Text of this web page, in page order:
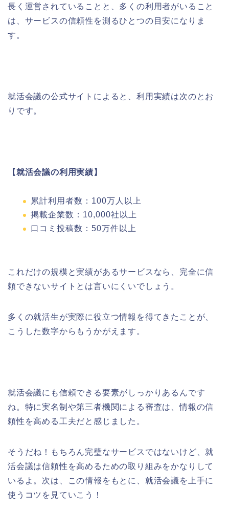
長く運営されていることと、多くの利用者がいること
は、サービスの信頼性を測るひとつの目安になりま
す。
就活会議の公式サイトによると、利用実績は次のとお
りです。
【就活会議の利用実績】
累計利用者数：100万人以上
掲載企業数：10,000社以上
口コミ投稿数：50万件以上
これだけの規模と実績があるサービスなら、完全に信
頼できないサイトとは言いにくいでしょう。
多くの就活生が実際に役立つ情報を得てきたことが、
こうした数字からもうかがえます。
就活会議にも信頼できる要素がしっかりあるんです
ね。特に実名制や第三者機関による審査は、情報の信
頼性を高める工夫だと感じました。
そうだね！もちろん完璧なサービスではないけど、就
活会議は信頼性を高めるための取り組みをかなりして
いるよ。次は、この情報をもとに、就活会議を上手に
使うコツを見ていこう！